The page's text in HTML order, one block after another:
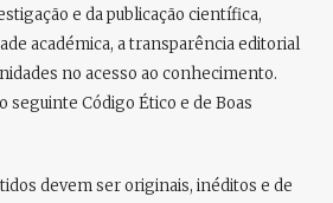
e da publicação científica,
académica, a transparência editorial
no acesso ao conhecimento.
seguinte Código Ético e de Boas
devem seroriginais, inéditos e de